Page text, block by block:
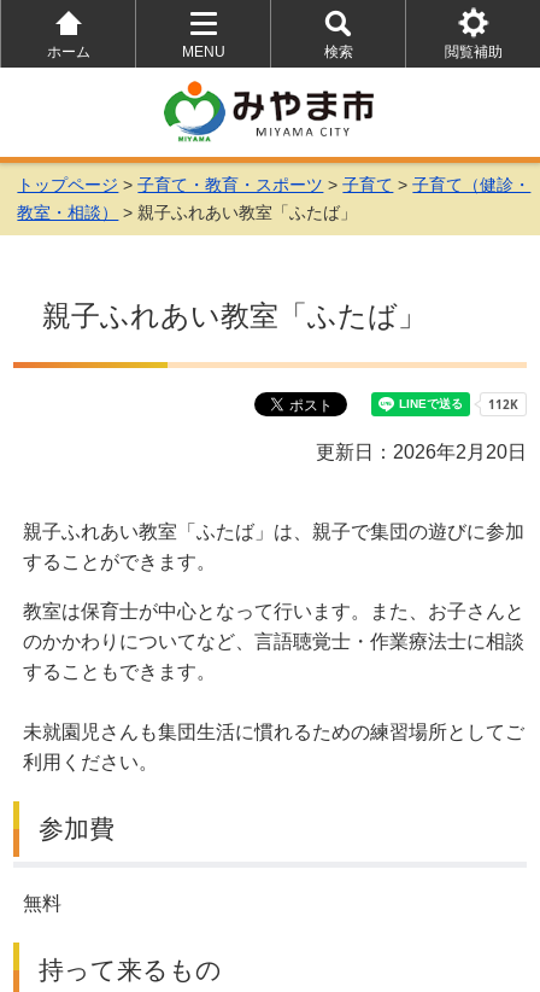
ホーム
MENU
を
開
く
検索
を
開
く
閲覧補助
を
トップページ >子育て・教育・スポーツ >子育て >子育て（健診・
教室・相談）
> 親子ふれあい教室「ふたば」
親子ふれあい教室「ふたば」
更新日：2026年2月20日
親子ふれあい教室「ふたば」は、親子で集団の遊びに参加
することができます。
教室は保育士が中心となって行います。また、お子さんと
のかかわりについてなど、言語聴覚士・作業療法士に相談
することもできます。
未就園児さんも集団生活に慣れるための練習場所としてご
利用ください。
参加費
無料
持って来るもの